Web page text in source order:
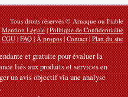
Tous droits réservés © Arnaque ou Fiable
Mention Légale|Politique de Confidentialité
CGU|FAQ|À propos|Contact|Plan du site
et gratuite pour évaluer la
liés aux produits et services en
un avis objectif via une analyse